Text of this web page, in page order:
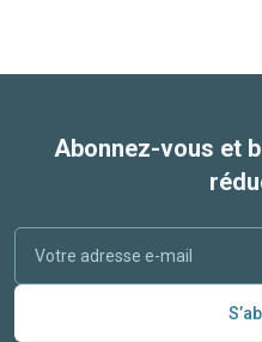
Abonnez-vous et